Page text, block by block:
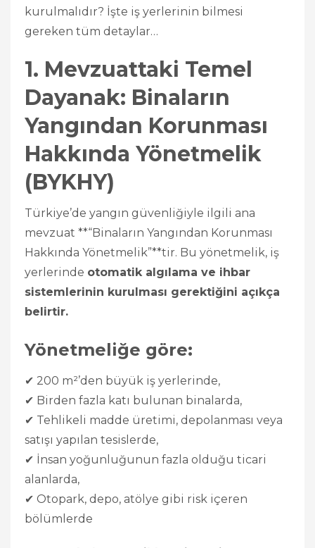
kurulmalıdır? İşte iş yerlerinin bilmesi
gereken tüm detaylar…
1. Mevzuattaki Temel
Dayanak: Binaların
Yangından Korunması
Hakkında Yönetmelik
(BYKHY)
Türkiye’de yangın güvenliğiyle ilgili ana
mevzuat **“Binaların Yangından Korunması
Hakkında Yönetmelik”**tir. Bu yönetmelik, iş
yerlerinde otomatik algılama ve ihbar
sistemlerinin kurulması gerektiğini açıkça
belirtir.
Yönetmeliğe göre:
✔ 200 m²’den büyük iş yerlerinde,
✔ Birden fazla katı bulunan binalarda,
✔ Tehlikeli madde üretimi, depolanması veya
satışı yapılan tesislerde,
✔ İnsan yoğunluğunun fazla olduğu ticari
alanlarda,
✔ Otopark, depo, atölye gibi risk içeren
bölümlerde